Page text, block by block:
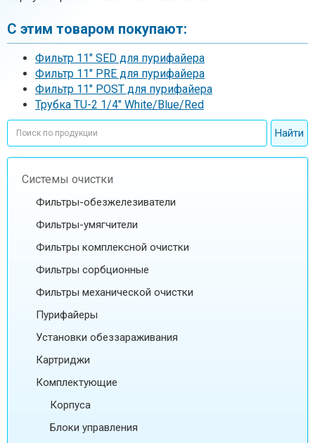
С этим товаром покупают:
Фильтр 11″ SED для пурифайера
Фильтр 11″ PRE для пурифайера
Фильтр 11″ POST для пурифайера
Трубка TU-2 1/4" White/Blue/Red
Системы очистки
Фильтры-обезжелезиватели
Фильтры-умягчители
Фильтры комплексной очистки
Фильтры сорбционные
Фильтры механической очистки
Пурифайеры
Установки обеззараживания
Картриджи
Комплектующие
Корпуса
Блоки управления